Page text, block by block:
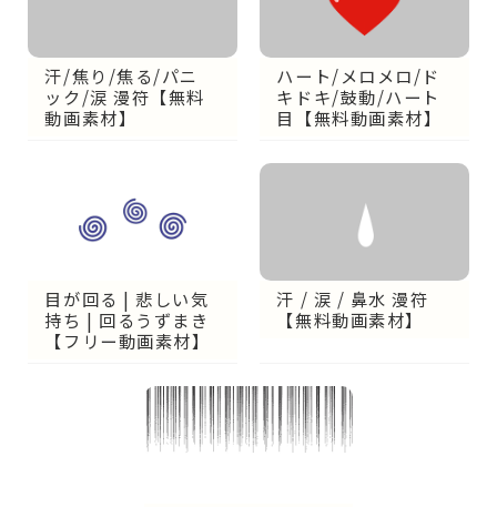
汗/焦り/焦る/パニ
ック/涙 漫符【無料
動画素材】
ハート/メロメロ/ド
キドキ/鼓動/ハート
目【無料動画素材】
目が回る | 悲しい気
持ち | 回るうずまき
【フリー動画素材】
汗 / 涙 / 鼻水 漫符
【無料動画素材】